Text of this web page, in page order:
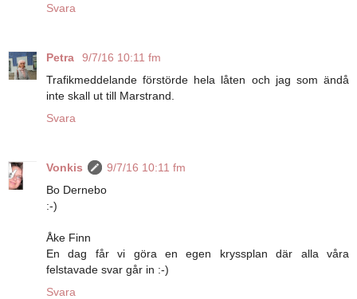
Svara
Petra
9/7/16 10:11 fm
Trafikmeddelande förstörde hela låten och jag som ändå
inte skall ut till Marstrand.
Svara
Vonkis
9/7/16 10:11 fm
Bo Dernebo
:-)
Åke Finn
En dag får vi göra en egen kryssplan där alla våra
felstavade svar går in :-)
Svara